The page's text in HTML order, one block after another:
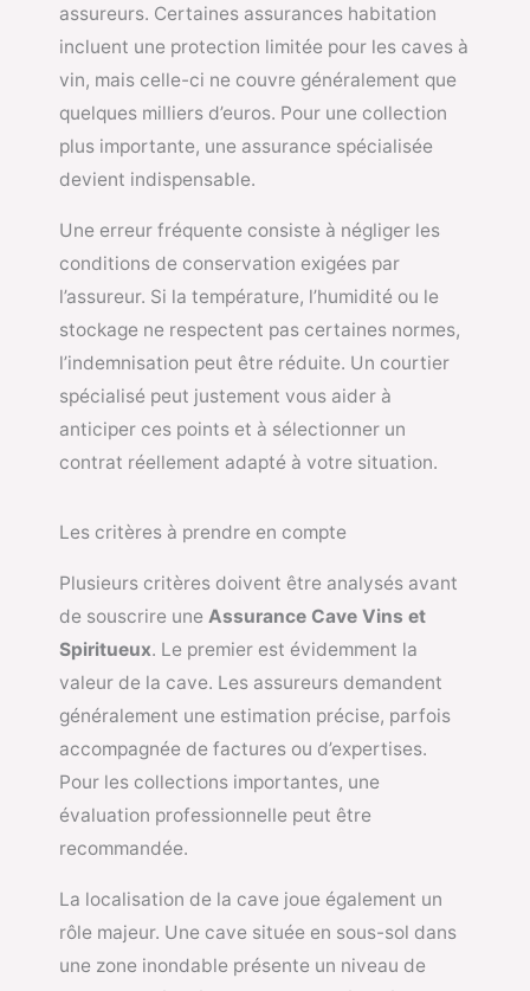
assureurs. Certaines assurances habitation
incluent une protection limitée pour les caves à
vin, mais celle-ci ne couvre généralement que
quelques milliers d’euros. Pour une collection
plus importante, une assurance spécialisée
devient indispensable.
Une erreur fréquente consiste à négliger les
conditions de conservation exigées par
l’assureur. Si la température, l’humidité ou le
stockage ne respectent pas certaines normes,
l’indemnisation peut être réduite. Un courtier
spécialisé peut justement vous aider à
anticiper ces points et à sélectionner un
contrat réellement adapté à votre situation.
Les critères à prendre en compte
Plusieurs critères doivent être analysés avant
de souscrire une Assurance Cave Vins et
Spiritueux. Le premier est évidemment la
valeur de la cave. Les assureurs demandent
généralement une estimation précise, parfois
accompagnée de factures ou d’expertises.
Pour les collections importantes, une
évaluation professionnelle peut être
recommandée.
La localisation de la cave joue également un
rôle majeur. Une cave située en sous-sol dans
une zone inondable présente un niveau de